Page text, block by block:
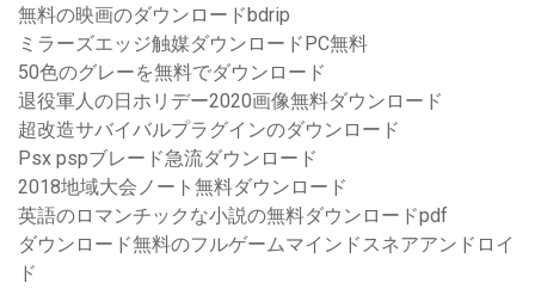
無料の映画のダウンロードbdrip
ミラーズエッジ触媒ダウンロードPC無料
50色のグレーを無料でダウンロード
退役軍人の日ホリデー2020画像無料ダウンロード
超改造サバイバルプラグインのダウンロード
Psx pspブレード急流ダウンロード
2018地域大会ノート無料ダウンロード
英語のロマンチックな小説の無料ダウンロードpdf
ダウンロード無料のフルゲームマインドスネアアンドロイ
ド